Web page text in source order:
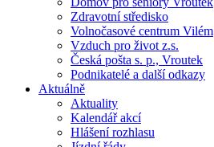
Zdravotní středisko
Volnočasové centrum Vilém
Vzduch pro život z.s.
Česká pošta s. p., Vroutek
Podnikatelé a další odkazy
Aktuálně
Aktuality
Kalendář akcí
Hlášení rozhlasu